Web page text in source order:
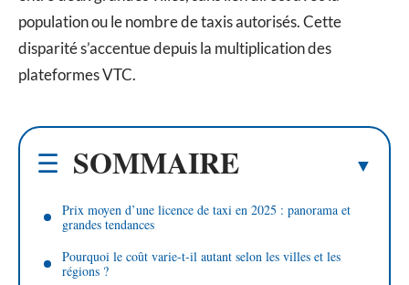
population ou le nombre de taxis autorisés. Cette
disparité s’accentue depuis la multiplication des
plateformes VTC.
SOMMAIRE
Prix moyen d’une licence de taxi en 2025 : panorama et
grandes tendances
Pourquoi le coût varie-t-il autant selon les villes et les
régions ?